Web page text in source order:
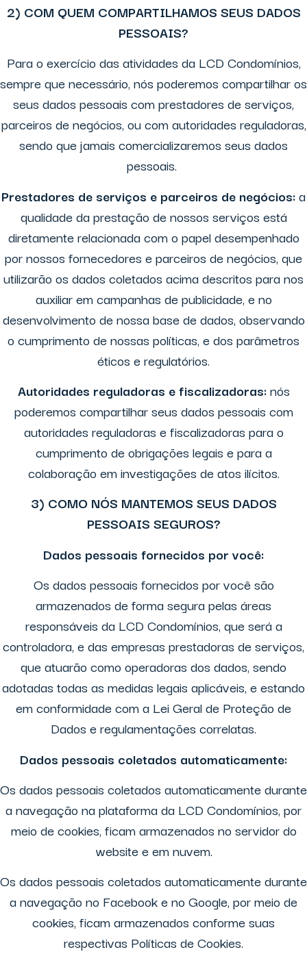
2) COM QUEM COMPARTILHAMOS SEUS DADOS
PESSOAIS?
Para o exercício das atividades da LCD Condomínios,
sempre que necessário, nós poderemos compartilhar os
seus dados pessoais com prestadores de serviços,
parceiros de negócios, ou com autoridades reguladoras,
sendo que jamais comercializaremos seus dados
pessoais.
Prestadores de serviços e parceiros de negócios:a
qualidade da prestação de nossos serviços está
diretamente relacionada com o papel desempenhado
por nossos fornecedores e parceiros de negócios, que
utilizarão os dados coletados acima descritos para nos
auxiliar em campanhas de publicidade, e no
desenvolvimento de nossa base de dados, observando
o cumprimento de nossas políticas, e dos parâmetros
éticos e regulatórios.
Autoridades reguladoras e fiscalizadoras:nós
poderemos compartilhar seus dados pessoais com
autoridades reguladoras e fiscalizadoras para o
cumprimento de obrigações legais e para a
colaboração em investigações de atos ilícitos.
3) COMO NÓS MANTEMOS SEUS DADOS
PESSOAIS SEGUROS?
Dados pessoais fornecidos por você:
Os dados pessoais fornecidos por você são
armazenados de forma segura pelas áreas
responsáveis da LCD Condomínios, que será a
controladora, e das empresas prestadoras de serviços,
que atuarão como operadoras dos dados, sendo
adotadas todas as medidas legais aplicáveis, e estando
em conformidade com a Lei Geral de Proteção de
Dados e regulamentações correlatas.
Dados pessoais coletados automaticamente:
Os dados pessoais coletados automaticamente durante
a navegação na plataforma da LCD Condomínios, por
meio de cookies, ficam armazenados no servidor do
website e em nuvem.
Os dados pessoais coletados automaticamente durante
a navegação no Facebook e no Google, por meio de
cookies, ficam armazenados conforme suas
respectivas Políticas de Cookies.